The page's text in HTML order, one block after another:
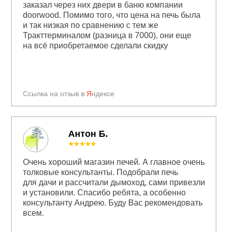
Антон Б.
Ссылка на отзыв в Яндексе
заказал через них двери в баню компании
doorwood. Помимо того, что цена на печь была
и так низкая по сравнению с тем же
Тракттерминалом (разница в 7000), они еще
на всё приобретаемое сделали скидку
★★★★★
Очень хороший магазин печей. А главное очень
толковые консультанты. Подобрали печь
для дачи и рассчитали дымоход, сами привезли
и установили. Спасибо ребята, а особенно
консультанту Андрею. Буду Вас рекомендовать
всем.